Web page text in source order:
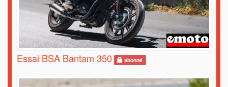
Essai BSA Bantam 350 abonné